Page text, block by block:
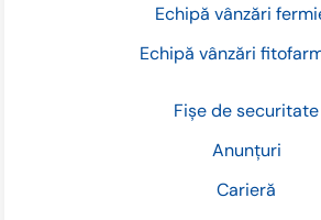
Fișe de securitate
Anunțuri
Carieră
Echipă vânzări
Echipă vânzări